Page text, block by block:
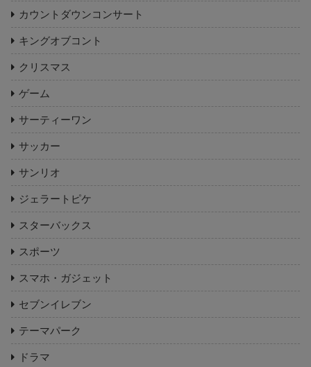
カウントダウンコンサート
キングオブコント
クリスマス
ゲーム
サーティーワン
サッカー
サンリオ
ジェラートピケ
スターバックス
スポーツ
スマホ・ガジェット
セブンイレブン
テーマパーク
ドラマ